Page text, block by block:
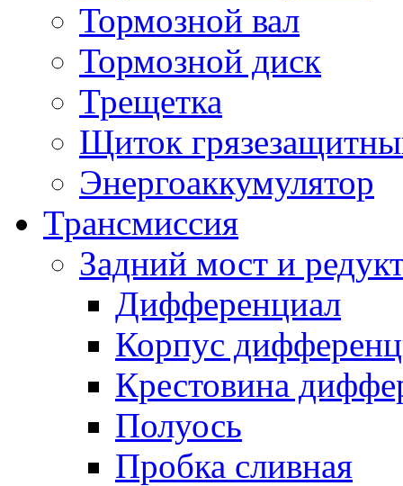
Тормозной вал
Тормозной диск
Трещетка
Щиток
Энергоаккумулятор
Трансмиссия
Задний мост и
Дифференциал
Корпус
Крестовина
Полуось
Пробка сливная